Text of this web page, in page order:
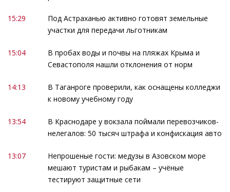
15:29
Под Астраханью активно готовят земельные
участки для передачи льготникам
15:04
В пробах воды и почвы на пляжах Крыма и
Севастополя нашли отклонения от норм
14:13
В Таганроге проверили, как оснащены колледжи
к новому учебному году
13:54
В Краснодаре у вокзала поймали перевозчиков-
нелегалов: 50 тысяч штрафа и конфискация авто
13:07
Непрошеные гости: медузы в Азовском море
мешают туристам и рыбакам – учёные
тестируют защитные сети